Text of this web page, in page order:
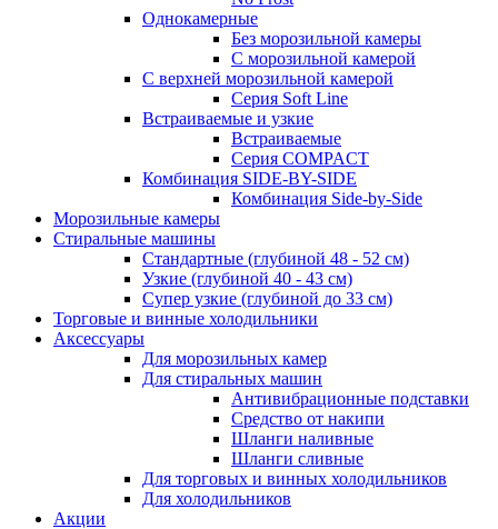
Однокамерные
Без морозильной камеры
С морозильной камерой
С верхней морозильной камерой
Серия Soft Line
Встраиваемые и узкие
Встраиваемые
Серия СOMPACT
Комбинация SIDE-BY-SIDE
Комбинация Side-by-Side
Морозильные камеры
Стиральные машины
Стандартные (глубиной 48 - 52 см)
Узкие (глубиной 40 - 43 см)
Супер узкие (глубиной до 33 см)
Торговые и винные холодильники
Аксессуары
Для морозильных камер
Для стиральных машин
Антивибрационные подставки
Средство от накипи
Шланги наливные
Шланги сливные
Для торговых и винных холодильников
Для холодильников
Акции